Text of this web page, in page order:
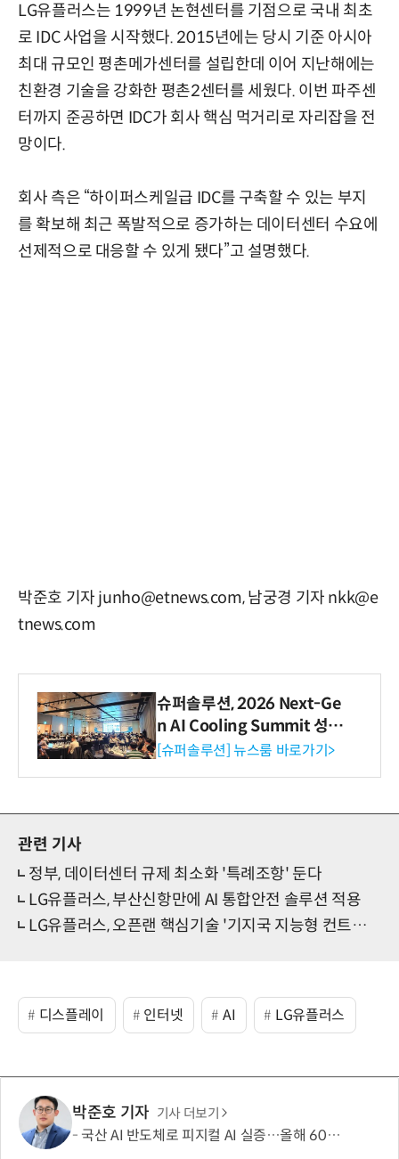
LG유플러스는 1999년 논현센터를 기점으로 국내 최초
로 IDC 사업을 시작했다. 2015년에는 당시 기준 아시아
최대 규모인 평촌메가센터를 설립한데 이어 지난해에는
친환경 기술을 강화한 평촌2센터를 세웠다. 이번 파주센
터까지 준공하면 IDC가 회사 핵심 먹거리로 자리잡을 전
망이다.
회사 측은 “하이퍼스케일급 IDC를 구축할 수 있는 부지
를 확보해 최근 폭발적으로 증가하는 데이터센터 수요에
선제적으로 대응할 수 있게 됐다”고 설명했다.
박준호 기자 junho@etnews.com, 남궁경 기자 nkk@e
tnews.com
슈퍼솔루션, 2026 Next-Ge
n AI Cooling Summit 성황
리 성료
[슈퍼솔루션] 뉴스룸 바로가기>
관련 기사
정부, 데이터센터 규제 최소화 '특례조항' 둔다
LG유플러스, 부산신항만에 AI 통합안전 솔루션 적용
LG유플러스, 오픈랜 핵심기술 '기지국 지능형 컨트롤러' 검증
디스플레이 인터넷 AI LG유플러스
박준호 기자 기사 더보기
국산 AI 반도체로 피지컬 AI 실증…올해 600억 투입